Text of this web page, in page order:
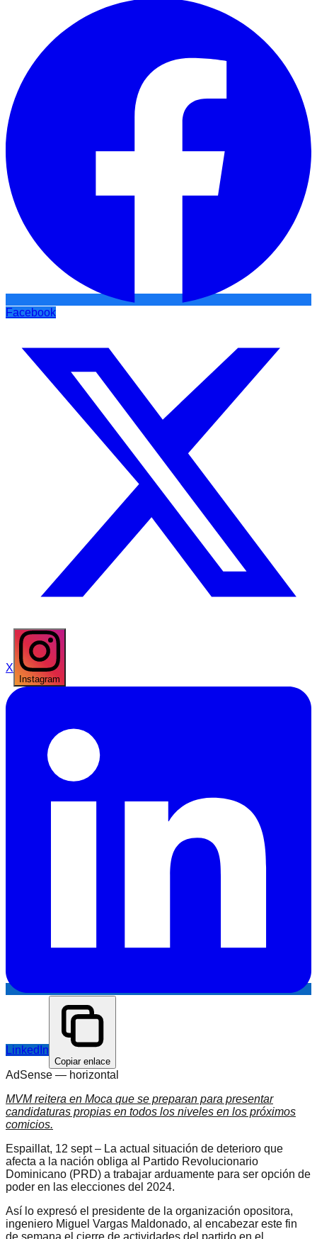
Facebook
X
Instagram
LinkedIn
Copiar enlace
AdSense — horizontal
MVM reitera en Moca que se preparan para presentar
candidaturas propias en todos los niveles en los próximos
comicios.
Espaillat, 12 sept – La actual situación de deterioro que
afecta a la nación obliga al Partido Revolucionario
Dominicano (PRD) a trabajar arduamente para ser opción de
poder en las elecciones del 2024.
Así lo expresó el presidente de la organización opositora,
ingeniero Miguel Vargas Maldonado, al encabezar este fin
de semana el cierre de actividades del partido en el